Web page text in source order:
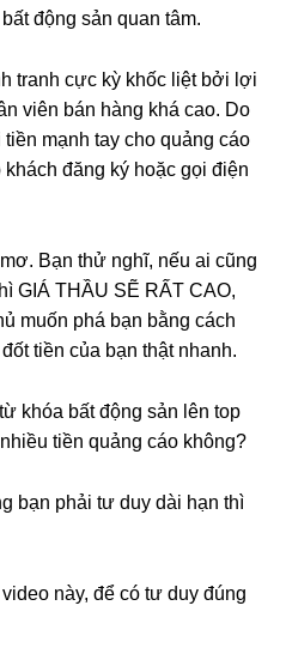
động sản quan tâm.
tranh cực kỳ khốc liệt bởi lợi
viên bán hàng khá cao. Do
mạnh tay cho quảng cáo
đăng ký hoặc gọi điện
Bạn thử nghĩ, nếu ai cũng
GIÁ THẦU SẼ RẤT CAO,
muốn phá bạn bằng cách
tiền của bạn thật nhanh.
khóa bất động sản lên top
tiền quảng cáo không?
bạn phải tư duy dài hạn thì
này, để có tư duy đúng